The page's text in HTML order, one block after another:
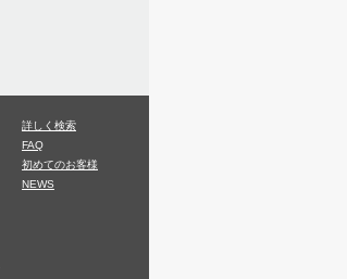
詳しく検索
FAQ
初めてのお客様
NEWS